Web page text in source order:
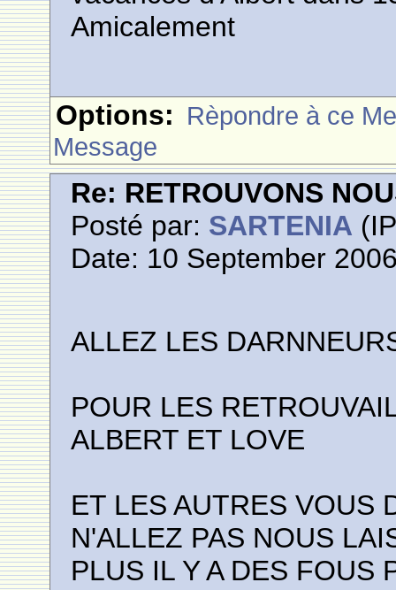
Amicalement
Options: Rèpondre à ce
Message
Re: RETROUVONS
Posté par: SARTENIA
Date: 10 September
ALLEZ LES
POUR LES
ALBERT ET LOVE
ET LES AUTRES VOUS
N'ALLEZ PAS NOUS
PLUS IL Y A DES FOUS